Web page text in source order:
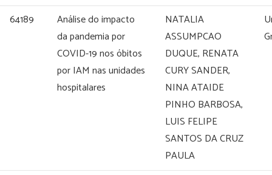
64189
Análise do impacto
da pandemia por
COVID-19 nos óbitos
por IAM nas unidades
hospitalares
NATALIA
ASSUMPCAO
DUQUE, RENATA
CURY SANDER,
NINA ATAIDE
PINHO BARBOSA,
LUIS FELIPE
SANTOS DA CRUZ
PAULA